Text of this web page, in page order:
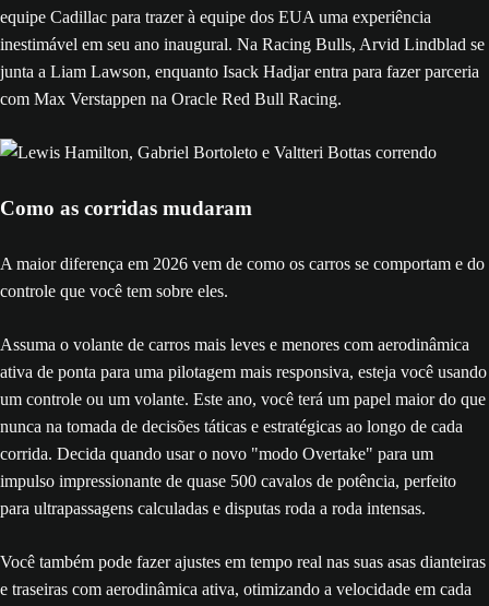
equipe Cadillac para trazer à equipe dos EUA uma experiência
inestimável em seu ano inaugural. Na Racing Bulls, Arvid Lindblad se
junta a Liam Lawson, enquanto Isack Hadjar entra para fazer parceria
com Max Verstappen na Oracle Red Bull Racing.
Como as corridas mudaram
A maior diferença em 2026 vem de como os carros se comportam e do
controle que você tem sobre eles.
Assuma o volante de carros mais leves e menores com aerodinâmica
ativa de ponta para uma pilotagem mais responsiva, esteja você usando
um controle ou um volante. Este ano, você terá um papel maior do que
nunca na tomada de decisões táticas e estratégicas ao longo de cada
corrida. Decida quando usar o novo "modo Overtake" para um
impulso impressionante de quase 500 cavalos de potência, perfeito
para ultrapassagens calculadas e disputas roda a roda intensas.
Você também pode fazer ajustes em tempo real nas suas asas dianteiras
e traseiras com aerodinâmica ativa, otimizando a velocidade em cada